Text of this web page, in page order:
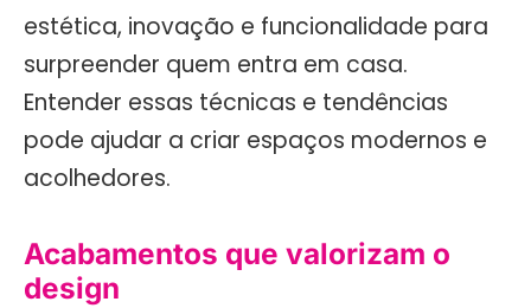
estética, inovação e funcionalidade para
surpreender quem entra em casa.
Entender essas técnicas e tendências
pode ajudar a criar espaços modernos e
acolhedores.
Acabamentos que valorizam o
design